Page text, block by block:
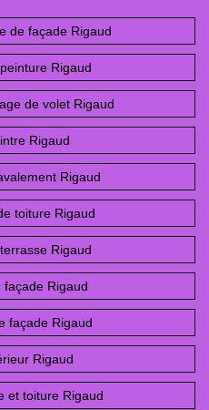
de façade Rigaud
Rigaud
de volet Rigaud
Rigaud
Rigaud
toiture Rigaud
Rigaud
façade Rigaud
façade Rigaud
Rigaud
et toiture Rigaud